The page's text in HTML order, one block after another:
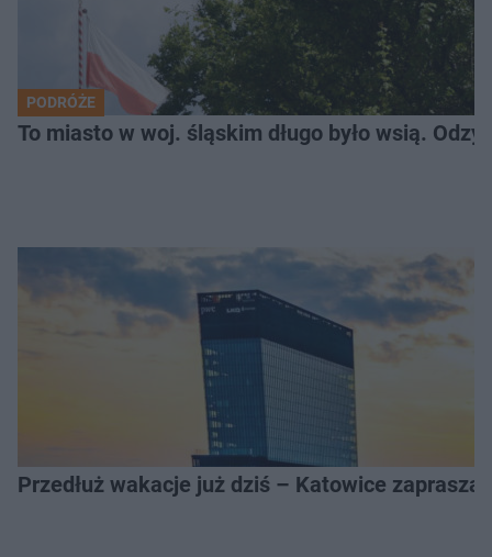
PODRÓŻE
To miasto w woj. śląskim długo było wsią.
Przedłuż wakacje już dziś – Katowice